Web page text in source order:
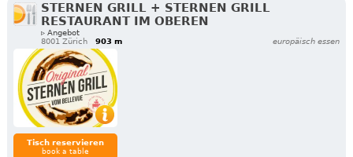
STERNEN GRILL + STERNEN GRILL
RESTAURANT IM OBEREN
▹ Angebot
8001 Zürich
903 m europäisch essen
Tisch reservieren
book a table